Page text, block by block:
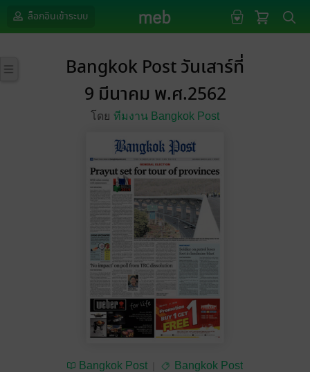
ล็อกอินเข้าระบบ
Bangkok Post วันเสาร์ที่
9 มีนาคม พ.ศ.2562
โดย ทีมงาน Bangkok Post
Bangkok Post Bangkok Post